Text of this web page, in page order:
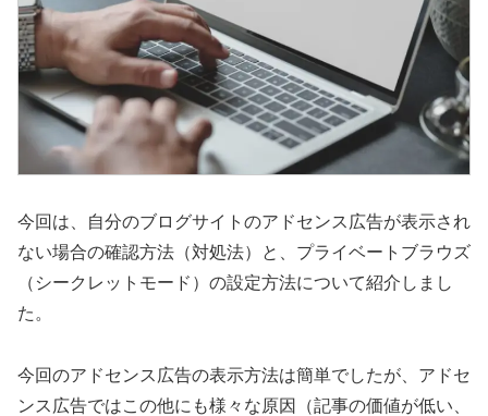
今回は、自分のブログサイトのアドセンス広告が表示され
ない場合の確認方法（対処法）と、プライベートブラウズ
（シークレットモード）の設定方法について紹介しまし
た。
今回のアドセンス広告の表示方法は簡単でしたが、アドセ
ンス広告ではこの他にも様々な原因（記事の価値が低い、